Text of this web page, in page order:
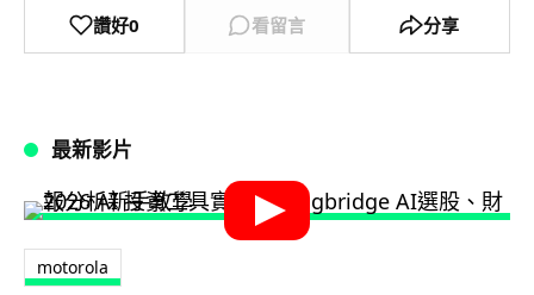
讚好0 看留言 分享
最新影片
motorola